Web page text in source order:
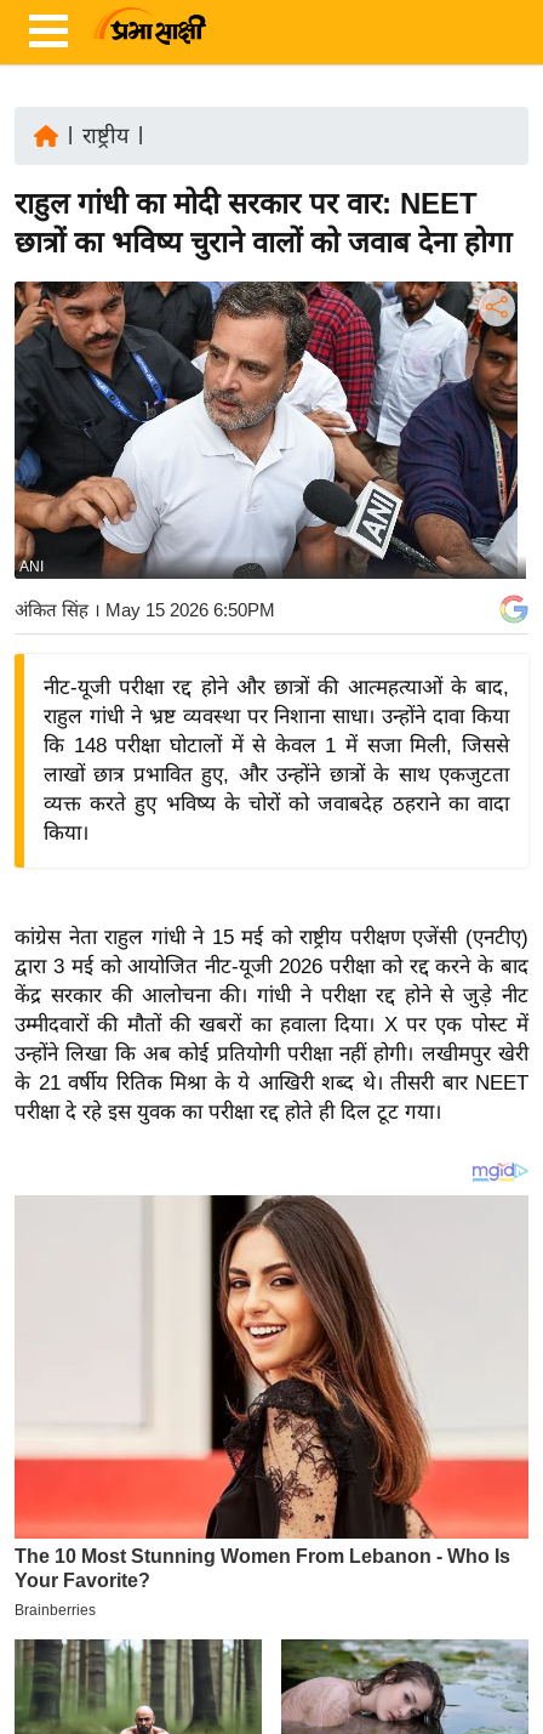
ज़ा
ख
र
रा
ष्ट्री
य
अं
त
र्रा
ष्ट्री
य
बि
ज़
द्यो
वि
शे
ष
ज्ञ
रा
य
ट
L
0
2
6
इ
म
राष्ट्रीय|
राहुल गांधी का मोदी सरकार पर वार: NEET
छात्रों का भविष्य चुराने वालों को जवाब देना होगा
ANI
अंकित सिंह। May 15 2026 6:50PM
नीट-यूजी परीक्षा रद्द होने और छात्रों की आत्महत्याओं के बाद,
राहुल गांधी ने भ्रष्ट व्यवस्था पर निशाना साधा। उन्होंने दावा किया
कि 148 परीक्षा घोटालों में से केवल 1 में सजा मिली, जिससे
लाखों छात्र प्रभावित हुए, और उन्होंने छात्रों के साथ एकजुटता
व्यक्त करते हुए भविष्य के चोरों को जवाबदेह ठहराने का वादा
किया।
कांग्रेस नेता राहुल गांधी ने 15 मई को राष्ट्रीय परीक्षण एजेंसी (एनटीए)
द्वारा 3 मई को आयोजित नीट-यूजी 2026 परीक्षा को रद्द करने के बाद
केंद्र सरकार की आलोचना की। गांधी ने परीक्षा रद्द होने से जुड़े नीट
उम्मीदवारों की मौतों की खबरों का हवाला दिया। X पर एक पोस्ट में
उन्होंने लिखा कि अब कोई प्रतियोगी परीक्षा नहीं होगी। लखीमपुर खेरी
के 21 वर्षीय रितिक मिश्रा के ये आखिरी शब्द थे। तीसरी बार NEET
परीक्षा दे रहे इस युवक का परीक्षा रद्द होते ही दिल टूट गया।